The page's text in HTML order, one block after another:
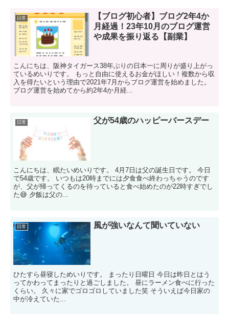
日常
【ブログ初心者】ブログ2年4か
月経過！23年10月のブログ運営
や成果を振り返る【副業】
こんにちは、阪神タイガース38年ぶりの日本一に周りが盛り上がっ
ているめいりです。 もっと自由に使えるお金がほしい！複数から収
入を得たいという理由で2021年7月からブログ運営を始めました。
ブログ運営を始めてから約2年4か月経...
日常 父が54歳のハッピーバースデー
こんにちは、眠たいめいりです。 4月7日は父の誕生日です。 今日
で54歳です。 いつもは20時までには夕食食べ終わっちゃうのです
が、父が帰ってくるのを待っていると食べ始めたのが22時すぎでし
た😅 夕飯は父の...
日常 風が強いなんて聞いていない
ひたすら昼寝しためいりです。 まったり日曜日 今日は昨日とはう
ってかわってまったりと過ごしました。 昼にラーメン食べに行った
くらい。 久々に家でゴロゴロしていました笑 そういえば今日家の
中が冷えていた...